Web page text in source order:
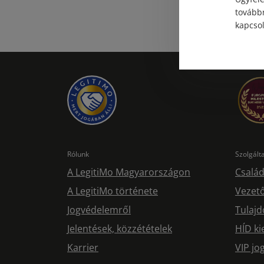
Rólunk
A LegitiMo Magyarországon
A LegitiMo története
Jogvédelemről
Jelentések, közzétételek
Karrier
HÍD
VIP